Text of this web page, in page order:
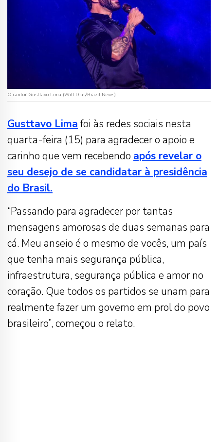
O cantor Gusttavo Lima (Will Dias/Brazil News)
Gusttavo Limafoi às redes sociais nesta
quarta-feira (15) para agradecer o apoio e
carinho que vem recebendo após revelar o
seu desejo de se candidatar à presidência
do Brasil.
“Passando para agradecer por tantas
mensagens amorosas de duas semanas para
cá. Meu anseio é o mesmo de vocês, um país
que tenha mais segurança pública,
infraestrutura, segurança pública e amor no
coração. Que todos os partidos se unam para
realmente fazer um governo em prol do povo
brasileiro”, começou o relato.